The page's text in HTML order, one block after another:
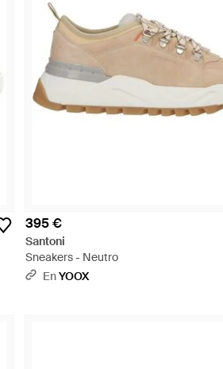
395 €
Santoni
Sneakers - Neutro
EnYOOX